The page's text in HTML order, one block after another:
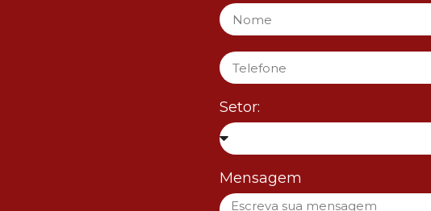
Setor:
Mensagem